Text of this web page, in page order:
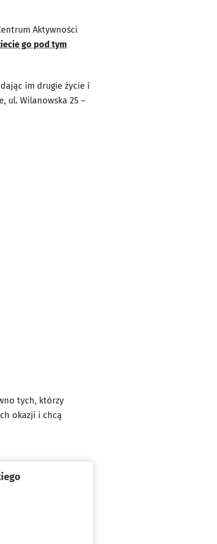
Aktywności
go pod tym
im drugie życie i
ul. Wilanowska 25 –
tych, którzy
okazji i chcą